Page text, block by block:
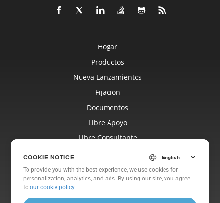
Hogar
Productos
Nueva Lanzamientos
Fijación
Documentos
Libre Apoyo
Libre Consultante
Sitios Web
Sobre
COOKIE NOTICE
To provide you with the best experience, we use cookies for
personalization, analytics, and ads. By using our site, you agree
toour cookie policy.